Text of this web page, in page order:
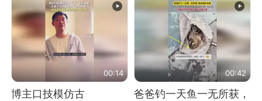
00:14
博主口技模仿古
00:42
爸爸钓一天鱼一无所获，